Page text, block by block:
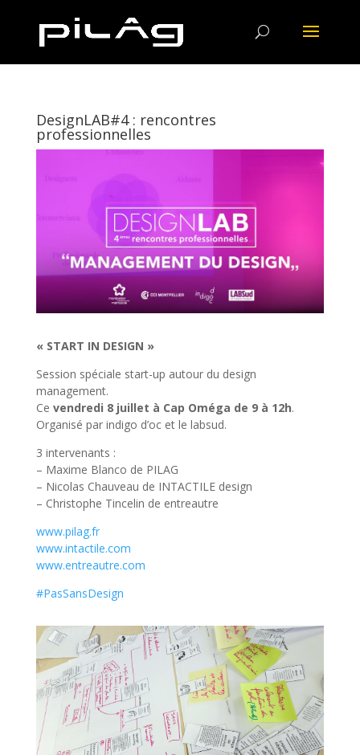
DesignLAB#4 : rencontres
professionnelles
« START IN DESIGN »
Session spéciale start-up autour du design
management.
Ce vendredi 8 juillet à Cap Oméga de 9 à 12h.
Organisé par indigo d’oc et le labsud.
3 intervenants :
– Maxime Blanco de PILAG
– Nicolas Chauveau de INTACTILE design
– Christophe Tincelin de entreautre
www.pilag.fr
www.intactile.com
www.entreautre.com
‪#‎PasSansDesign‬